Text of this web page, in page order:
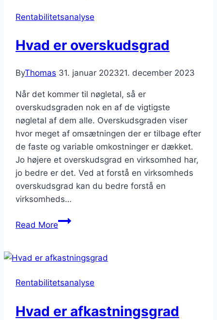
analyse?
Rentabilitetsanalyse
Hvad er overskudsgrad
ByThomas 31. januar 202321. december 2023
Når det kommer til nøgletal, så er
overskudsgraden nok en af de vigtigste
nøgletal af dem alle. Overskudsgraden viser
hvor meget af omsætningen der er tilbage efter
de faste og variable omkostninger er dækket.
Jo højere et overskudsgrad en virksomhed har,
jo bedre er det. Ved at forstå en virksomheds
overskudsgrad kan du bedre forstå en
virksomheds…
Read MoreHvad
Rentabilitetsanalyse
Hvad er afkastningsgrad